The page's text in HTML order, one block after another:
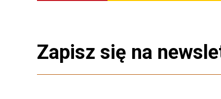
Zapisz się na